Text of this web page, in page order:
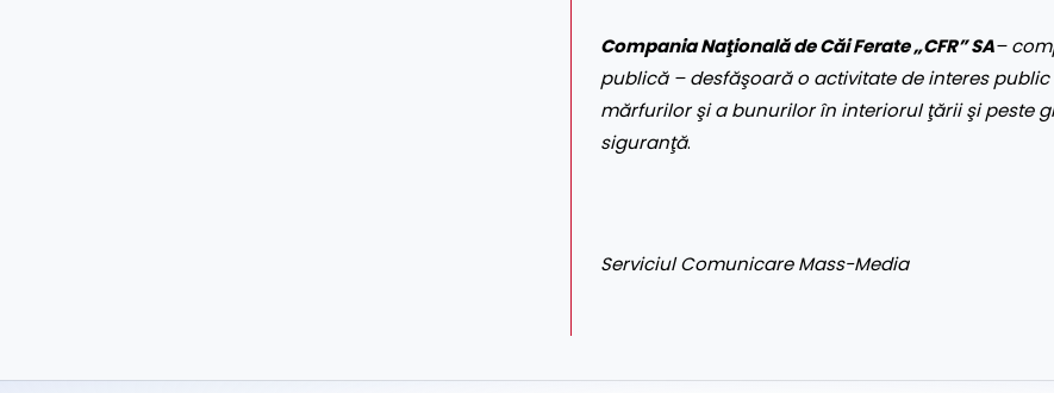
Compania Naţională de Căi Ferate „CFR” SA–
publică – desfăşoară o activitate de interes
mărfurilor şi a bunurilor în interiorul ţării şi peste
siguranţă.
Serviciul Comunicare Mass-Media